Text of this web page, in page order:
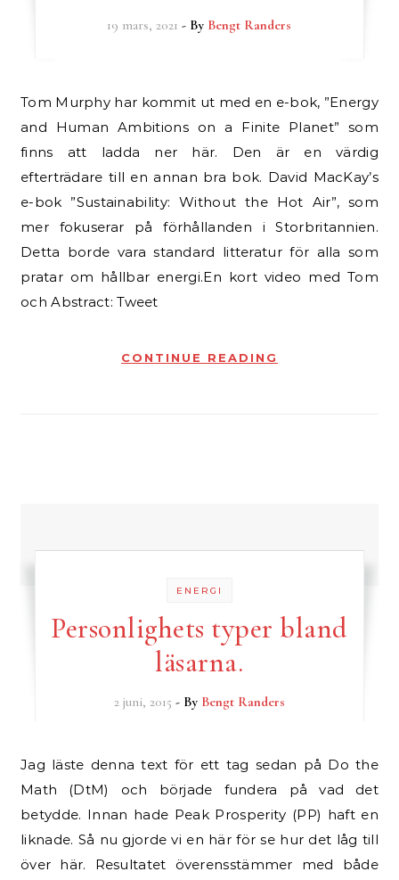
19 mars, 2021 - By Bengt Randers
Tom Murphy har kommit ut med en e-bok, ”Energy
and Human Ambitions on a Finite Planet” som
finns att ladda ner här. Den är en värdig
efterträdare till en annan bra bok. David MacKay’s
e-bok ”Sustainability: Without the Hot Air”, som
mer fokuserar på förhållanden i Storbritannien.
Detta borde vara standard litteratur för alla som
pratar om hållbar energi.En kort video med Tom
och Abstract: Tweet
CONTINUE READING
ENERGI
Personlighets typer bland
läsarna.
2 juni, 2015 - By Bengt Randers
Jag läste denna text för ett tag sedan på Do the
Math (DtM) och började fundera på vad det
betydde. Innan hade Peak Prosperity (PP) haft en
liknade. Så nu gjorde vi en här för se hur det låg till
över här. Resultatet överensstämmer med både